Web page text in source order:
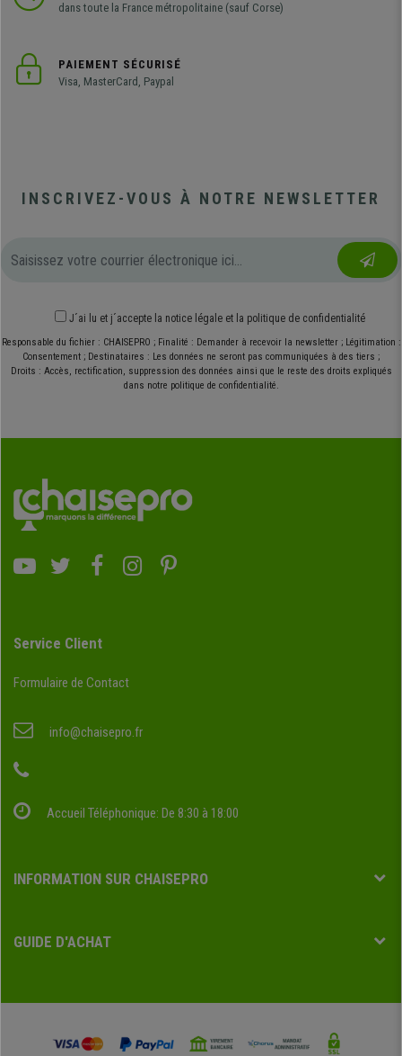
dans toute la France métropolitaine (sauf Corse)
PAIEMENT SÉCURISÉ
Visa, MasterCard, Paypal
INSCRIVEZ-VOUS À NOTRE NEWSLETTER
J´ai lu et j´accepte la notice légale et la politique de confidentialité
Responsable du fichier : CHAISEPRO ; Finalité : Demander à recevoir la newsletter ; Légitimation :
Consentement ; Destinataires : Les données ne seront pas communiquées à des tiers ;
Droits : Accès, rectification, suppression des données ainsi que le reste des droits expliqués
dans notre politique de confidentialité.
Service Client
Formulaire de Contact
info@chaisepro.fr
Accueil Téléphonique: De 8:30 à 18:00
INFORMATION SUR CHAISEPRO
GUIDE D'ACHAT